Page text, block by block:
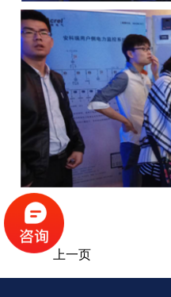
上一页